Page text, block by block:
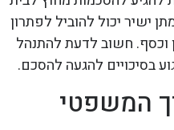
יכול להוביל לפתרון
וכסף. חשוב לדעת להתנהל
בסיכויים להגעה להסכם.
המשפטי